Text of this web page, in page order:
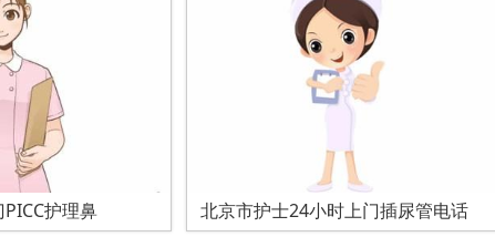
护理鼻 北京市护士24小时上门插尿管电话